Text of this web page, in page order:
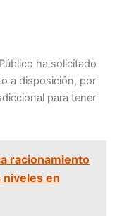
ha solicitado
a disposición, por
para tener
racionamiento
niveles en